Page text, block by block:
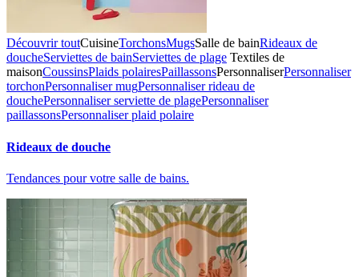
Découvrir toutCuisineTorchonsMugsSalle de bainRideaux de
doucheServiettes de bainServiettes de plage Textiles de
maisonCoussinsPlaids polairesPaillassonsPersonnaliserPersonnaliser
torchonPersonnaliser mugPersonnaliser rideau de
douchePersonnaliser serviette de plagePersonnaliser
paillassonsPersonnaliser plaid polaire
Rideaux de douche
Tendances pour votre salle de bains.